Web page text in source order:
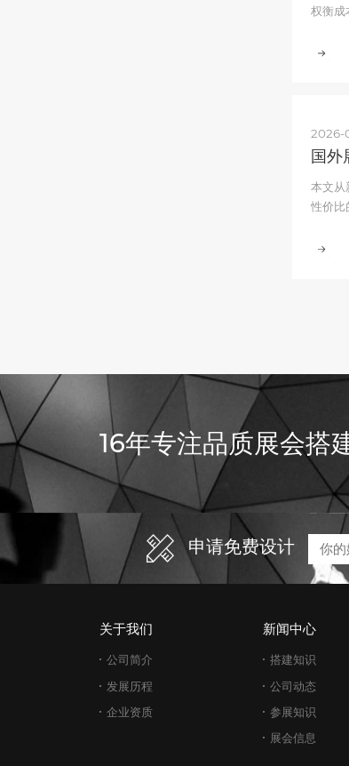
权衡成
2026-
国外
本文从
性价比
16年专注品质展会搭
申请免费设计
关于我们
公司简介
发展历程
企业资质
新闻中心
搭建知识
公司动态
参展知识
展会信息